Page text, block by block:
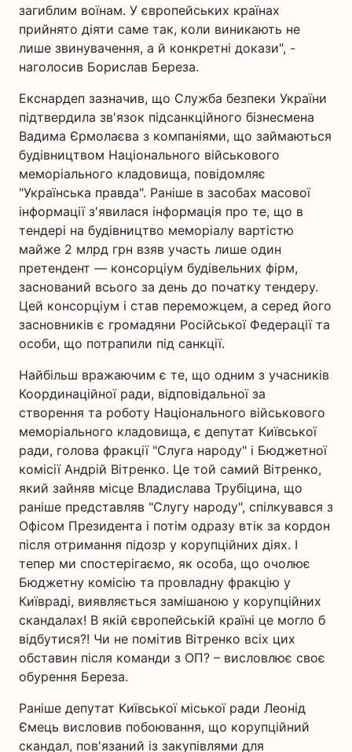
загиблим воїнам. У європейських країнах
прийнято діяти саме так, коли виникають не
лише звинувачення, а й конкретні докази", -
наголосив Борислав Береза.
Екснардеп зазначив, що Служба безпеки України
підтвердила зв'язок підсанкційного бізнесмена
Вадима Єрмолаєва з компаніями, що займаються
будівництвом Національного військового
меморіального кладовища, повідомляє
"Українська правда". Раніше в засобах масової
інформації з'явилася інформація про те, що в
тендері на будівництво меморіалу вартістю
майже 2 млрд грн взяв участь лише один
претендент — консорціум будівельних фірм,
заснований всього за день до початку тендеру.
Цей консорціум і став переможцем, а серед його
засновників є громадяни Російської Федерації та
особи, що потрапили під санкції.
Найбільш вражаючим є те, що одним з учасників
Координаційної ради, відповідальної за
створення та роботу Національного військового
меморіального кладовища, є депутат Київської
ради, голова фракції "Слуга народу" і Бюджетної
комісії Андрій Вітренко. Це той самий Вітренко,
який зайняв місце Владислава Трубіцина, що
раніше представляв "Слугу народу", спілкувався з
Офісом Президента і потім одразу втік за кордон
після отримання підозр у корупційних діях. І
тепер ми спостерігаємо, як особа, що очолює
Бюджетну комісію та провладну фракцію у
Київраді, виявляється замішаною у корупційних
скандалах! В якій європейській країні це могло б
відбутися?! Чи не помітив Вітренко всіх цих
обставин після команди з ОП? – висловлює своє
обурення Береза.
Раніше депутат Київської міської ради Леонід
Ємець висловив побоювання, що корупційний
скандал, пов'язаний із закупівлями для